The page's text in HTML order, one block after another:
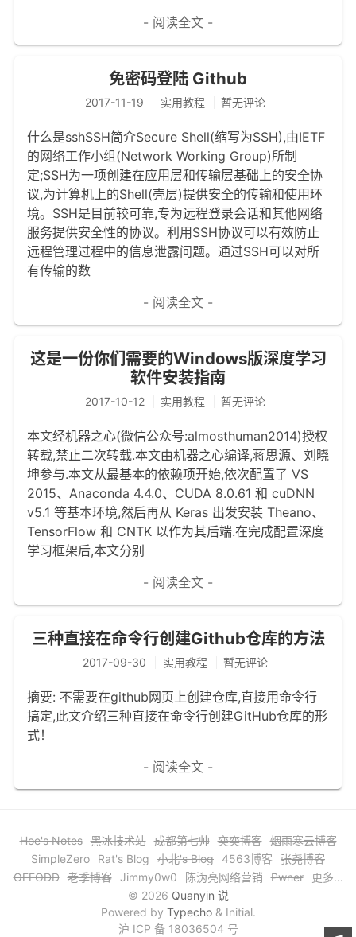
赞赏与支持
- 阅读全文 -
免密码登陆 Github
2017-11-19 实用教程 暂无评论
什么是sshSSH简介Secure Shell(缩写为SSH),由IETF
的网络工作小组(Network Working Group)所制
定;SSH为一项创建在应用层和传输层基础上的安全协
议,为计算机上的Shell(壳层)提供安全的传输和使用环
境。SSH是目前较可靠,专为远程登录会话和其他网络
服务提供安全性的协议。利用SSH协议可以有效防止
远程管理过程中的信息泄露问题。通过SSH可以对所
有传输的数
- 阅读全文 -
这是一份你们需要的Windows版深度学习
软件安装指南
2017-10-12 实用教程 暂无评论
本文经机器之心(微信公众号:almosthuman2014)授权
转载,禁止二次转载.本文由机器之心编译,蒋思源、刘晓
坤参与.本文从最基本的依赖项开始,依次配置了 VS
2015、Anaconda 4.4.0、CUDA 8.0.61 和 cuDNN
v5.1 等基本环境,然后再从 Keras 出发安装 Theano、
TensorFlow 和 CNTK 以作为其后端.在完成配置深度
学习框架后,本文分别
- 阅读全文 -
三种直接在命令行创建Github仓库的方法
2017-09-30 实用教程 暂无评论
摘要: 不需要在github网页上创建仓库,直接用命令行
搞定,此文介绍三种直接在命令行创建GitHub仓库的形
式！
- 阅读全文 -
Hoe's Notes 黑冰技术站 成都第七帅 奕奕博客 烟雨寒云博客
SimpleZero
Rat's Blog 小北's Blog 4563博客
张尧博客
OFFODD 老季博客 Jimmy0w0 陈沩亮网络营销 Pwner
更多...
© 2026 Quanyin 说
Powered by Typecho& Initial.
沪 ICP 备 18036504 号